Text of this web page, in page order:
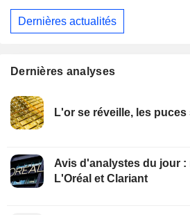
Dernières actualités
Dernières analyses
L'or se réveille, les
Avis d'analystes du jour
L'Oréal et Clariant